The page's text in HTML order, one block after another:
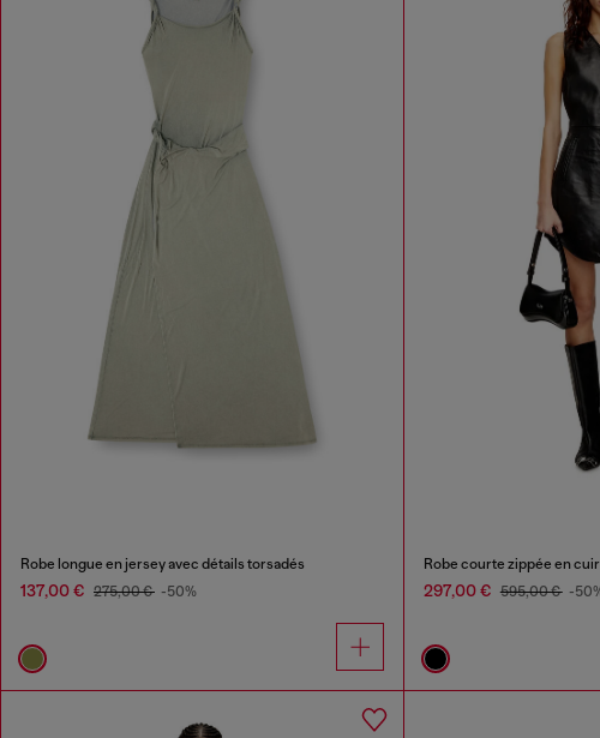
Robe longue en jersey avec détails torsadés
137,00 € 275,00 € -50%
Robe courte zippée en cuir
297,00 € 595,00 € -